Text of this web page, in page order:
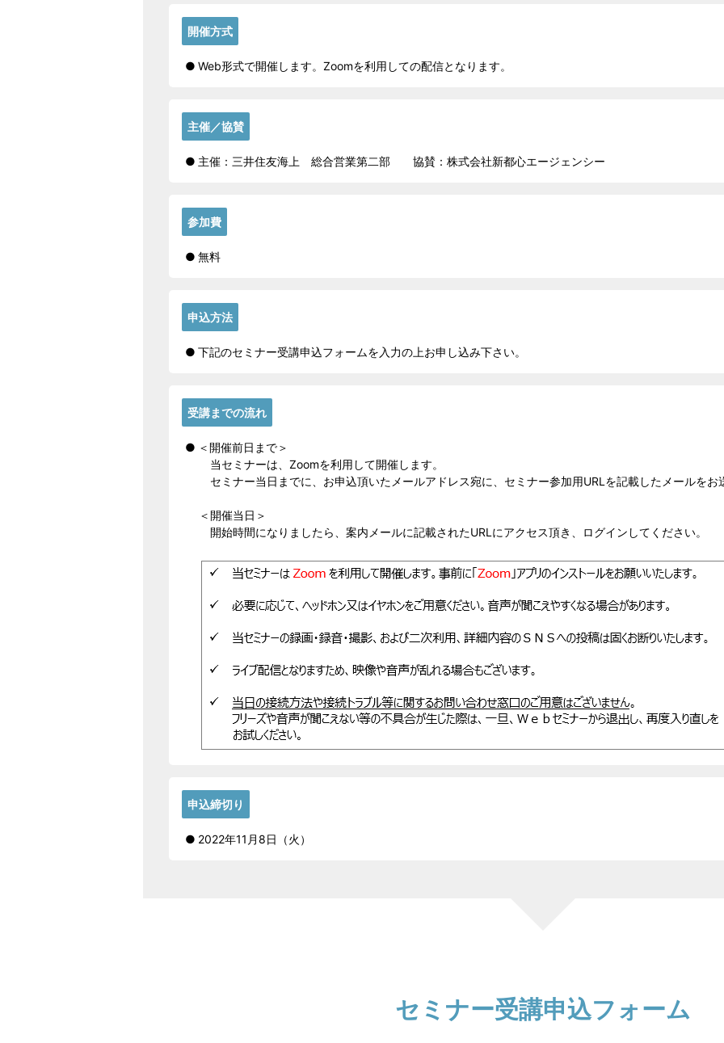
開催方式
Web形式で開催します。Zoomを利用しての配信となります。
主催／協賛
主催：三井住友海上 総合営業第二部 協賛：株式会社新都心エージェンシー
参加費
無料
申込方法
下記のセミナー受講申込フォームを入力の上お申し込み下さい。
受講までの流れ
＜開催前日まで＞
当セミナーは、Zoomを利用して開催します。
セミナー当日までに、お申込頂いたメールアドレス宛に、セミナー参加用URLを記載したメールをお
＜開催当日＞
開始時間になりましたら、案内メールに記載されたURLにアクセス頂き、ログインしてください。
申込締切り
2022年11月8日（火）
セミナー受講申込フォーム